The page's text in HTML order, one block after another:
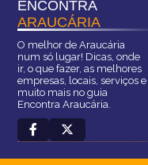
ENCONTRA
ARAUCÁRIA
O melhor de Araucária
num só lugar! Dicas, onde
ir, o que fazer, as melhores
empresas, locais, serviços e
muito mais no guia
Encontra Araucária.